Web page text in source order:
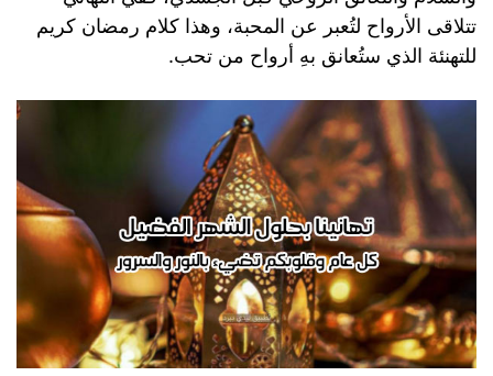
تتلاقى الأرواح لتُعبر عن المحبة، وهذا كلام رمضان كريم
للتهنئة الذي ستُعانق بهِ أرواح من تحب.